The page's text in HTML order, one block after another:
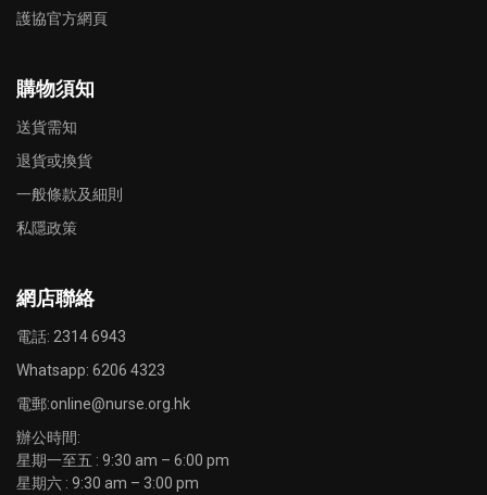
護協官方網頁
購物須知
送貨需知
退貨或換貨
一般條款及細則
私隱政策
網店聯絡
電話: 2314 6943
Whatsapp: 6206 4323
電郵:online@nurse.org.hk
辦公時間:
星期一至五 : 9:30 am – 6:00 pm
星期六 : 9:30 am – 3:00 pm